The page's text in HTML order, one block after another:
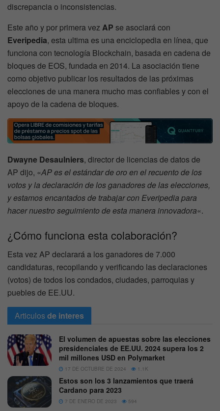
discrepancia o inconsistencias.
Este año y por primera vezAP se asociará con
Everipedia, esta ultima es una enciclopedia en línea, que
funciona con tecnología Blockchain, basada en cadena de
bloques de EOS, fundada en 2014. La asociación tiene
como objetivo publicar los resultados de las próximas
elecciones de una manera mucho mas confiables y con el
apoyo de la cadena de bloques.
Dwayne Desaulniers, director de licencias de datos de
AP dijo, «AP es el estándar de oro en el recuento de los
votos y la declaración de los ganadores de las elecciones,
y estamos encantados de trabajar con Everipedia para
hacer nuestro seguimiento de esta manera innovadora«.
¿Cómo funciona esta colaboración?
Esta vez AP declarará a los ganadores de 7.000
candidaturas, recopilando y verificando las declaraciones
(votos) de todos los condados, ciudades, parroquias y
puebles de EE.UU.
Articulosde interes
El volumen de apuestas sobre las elecciones
presidenciales de EE.UU. 2024 supera los 2
mil millones USD en Polymarket
17 DE OCTUBRE DE 2024 1.1K
Estos son los 3 lanzamientos que traerá
Cardano para 2023
7 DE ENERO DE 2023 594